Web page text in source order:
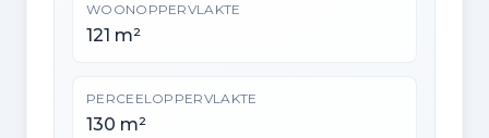
WOONOPPERVLAKTE
121 m²
PERCEELOPPERVLAKTE
130 m²